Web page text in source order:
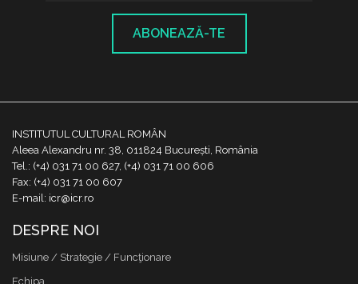
ABONEAZĂ-TE
INSTITUTUL CULTURAL ROMÂN
Aleea Alexandru nr. 38, 011824 București, România
Tel.: (+4) 031 71 00 627, (+4) 031 71 00 606
Fax: (+4) 031 71 00 607
E-mail: icr@icr.ro
DESPRE NOI
Misiune / Strategie / Funcţionare
Echipa